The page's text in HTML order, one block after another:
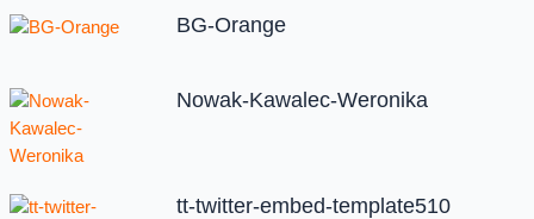
BG-Orange
Nowak-Kawalec-Weronika
tt-twitter-embed-template510